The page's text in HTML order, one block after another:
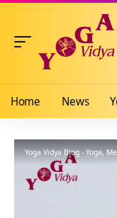
Home News
Yoga Vidya Blog - Yoga,